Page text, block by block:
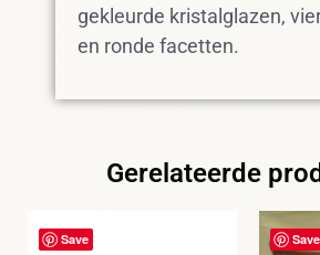
gekleurde kristalglazen,
en ronde facetten.
Gerelateerde
Save Save